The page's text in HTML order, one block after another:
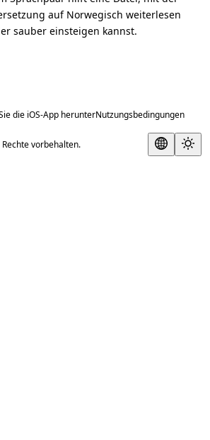
auf Norwegisch weiterlesen
sauber einsteigen kannst.
die iOS-App herunterNutzungsbedingungen
vorbehalten.